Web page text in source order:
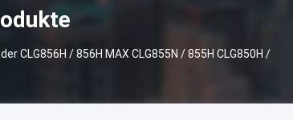
CLG856H / 856H MAX CLG855N / 855H CLG850H /